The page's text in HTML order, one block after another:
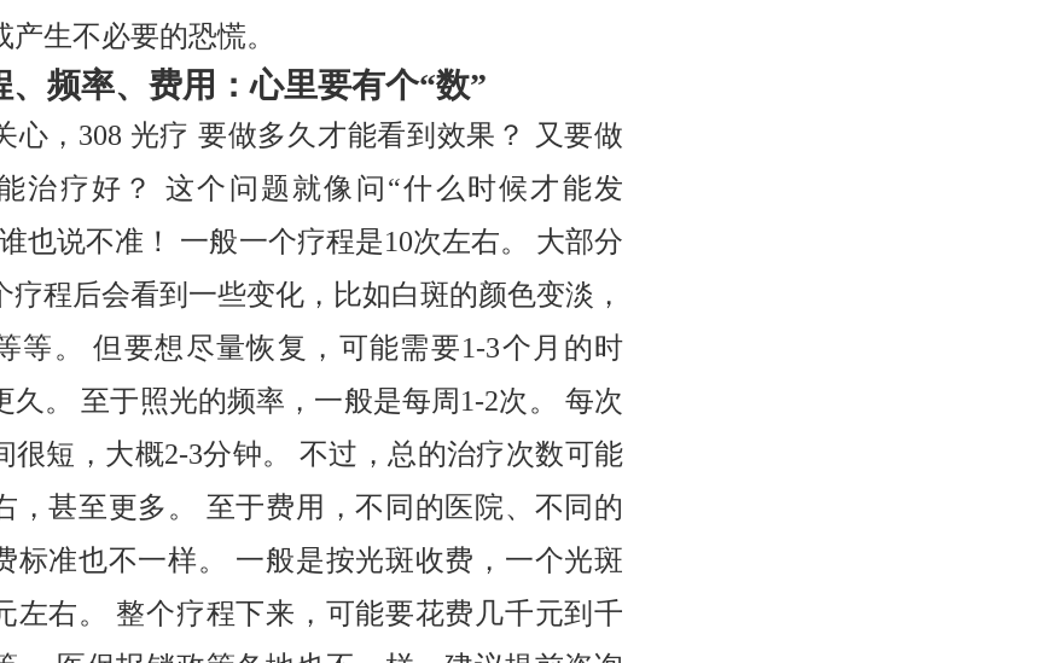
产生不必要的恐慌。
、频率、费用：心里要有个“数”
心，308 光疗 要做多久才能看到效果？ 又要做
治疗好？ 这个问题就像问“什么时候才能发
也说不准！ 一般一个疗程是10次左右。 大部分
疗程后会看到一些变化，比如白斑的颜色变淡，
等。 但要想尽量恢复，可能需要1-3个月的时
久。 至于照光的频率，一般是每周1-2次。 每次
很短，大概2-3分钟。 不过，总的治疗次数可能
，甚至更多。 至于费用，不同的医院、不同的
标准也不一样。 一般是按光斑收费，一个光斑
左右。 整个疗程下来，可能要花费几千元到千